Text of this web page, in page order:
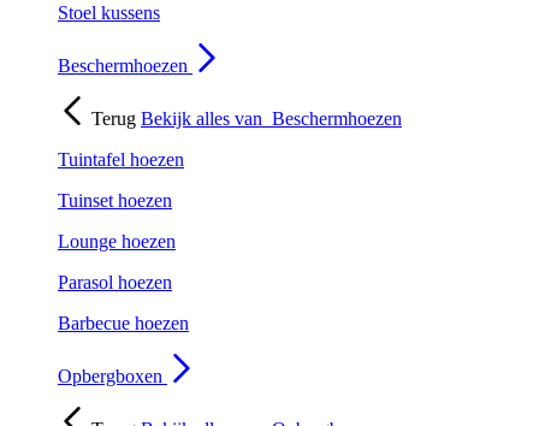
Stoel kussens
Beschermhoezen
Terug Bekijk alles van Beschermhoezen
Tuintafel hoezen
Tuinset hoezen
Lounge hoezen
Parasol hoezen
Barbecue hoezen
Opbergboxen